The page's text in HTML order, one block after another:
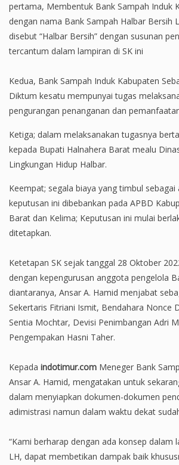
pertama, Membentuk Bank Sampah Induk
dengan nama Bank Sampah Halbar Bersih
disebut “Halbar Bersih” dengan susunan
tercantum dalam lampiran di SK ini
Kedua, Bank Sampah Induk Kabupaten
Diktum kesatu mempunyai tugas
pengurangan penanganan dan
Ketiga; dalam melaksanakan tugasnya
kepada Bupati Halnahera Barat mealu
Lingkungan Hidup Halbar.
Keempat; segala biaya yang timbul
keputusan ini dibebankan pada APBD
Barat dan Kelima; Keputusan ini mulai
ditetapkan.
Ketetapan SK sejak tanggal 28 Oktober
dengan kepengurusan anggota pengelola
diantaranya, Ansar A. Hamid menjabat
Sekertaris Fitriani Ismit, Bendahara Nonce
Sentia Mochtar, Devisi Penimbangan Adri
Pengempakan Hasni Taher.
Kepada indotimur.com Meneger Bank
Ansar A. Hamid, mengatakan untuk
dalam menyiapkan dokumen-dokumen
adimistrasi namun dalam waktu dekat
“Kami berharap dengan ada konsep dalam
LH, dapat membetikan dampak baik